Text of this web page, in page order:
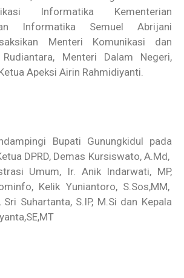
Informatika Kementerian
Informatika Semuel Abrijani
Menteri Komunikasi dan
Menteri Dalam Negeri,
Apeksi Airin Rahmidiyanti.
Bupati Gunungkidul pada
DPRD, Demas Kursiswato, A.Md,
Umum, Ir. Anik Indarwati, MP,
Kelik Yuniantoro, S.Sos,MM,
Sri Suhartanta, S.IP, M.Si dan Kepala